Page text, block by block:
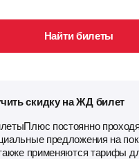
Найти билеты
скидку на ЖД билет
постоянно
предложения на
применяются тарифы